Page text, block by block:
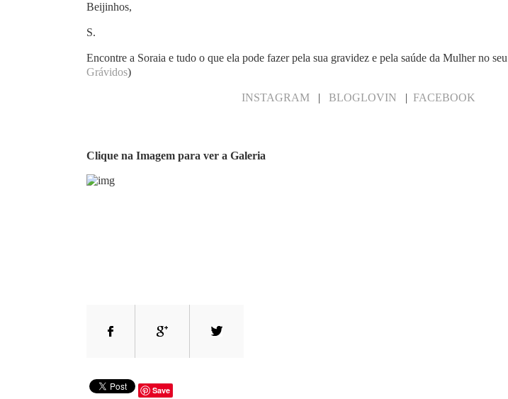
Beijinhos,
S.
Encontre a Soraia e tudo o que ela pode fazer pela sua gravidez e pela saúde da Mulher no seu
Grávidos)
INSTAGRAM | BLOGLOVIN | FACEBOOK
Clique na Imagem para ver a Galeria
Save